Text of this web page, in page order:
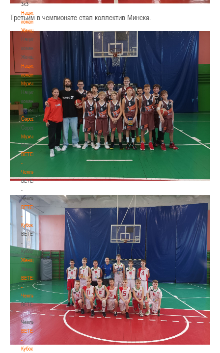
3х3
Национальная
команда.
Женщины
Национальная
команда.
Женщины
Национальная
команда.
Мужчины
Национальная
команда.
Мужчины
Соревнования
Соревнования
Мужчины
Мужчины
BETERA
-
Чемпионат
BETERA
-
Чемпионат
BETERA
-
Кубок
BETERA
-
Кубок
Женщины
Женщины
BETERA
-
Чемпионат
BETERA
-
Чемпионат
BETERA
-
Кубок
Третьим в чемпионате стал коллектив Минска.